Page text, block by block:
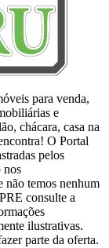
para venda,
e
chácara, casa na
O Portal
pelos
nos
não temos nenhum
consulte a
ilustrativas.
parte da oferta.